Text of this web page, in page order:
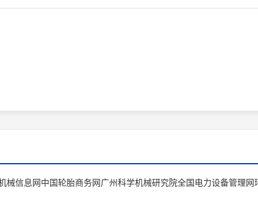
械信息网中国轮胎商务网广州科学机械研究院全国电力设备管理网